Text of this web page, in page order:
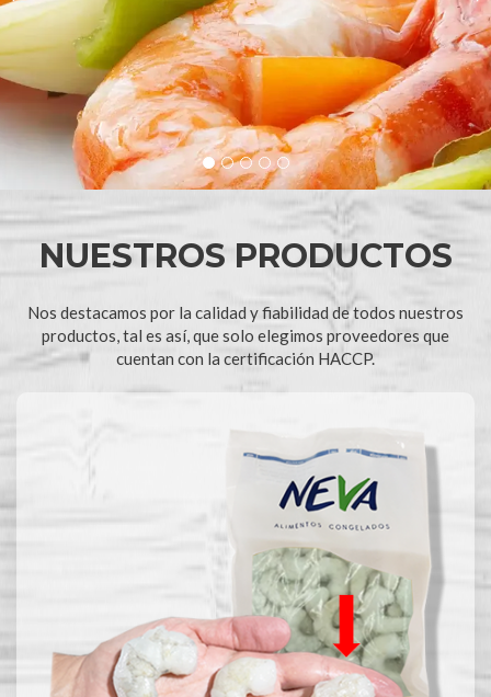
NUESTROS PRODUCTOS
Nos destacamos por la calidad y fiabilidad de todos nuestros
productos, tal es así, que solo elegimos proveedores que
cuentan con la certificación HACCP.